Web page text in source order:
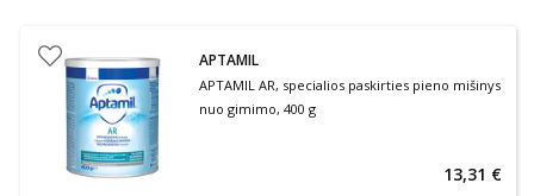
APTAMIL
APTAMIL AR, specialios paskirties pieno mišinys
nuo gimimo, 400 g
13,31 €